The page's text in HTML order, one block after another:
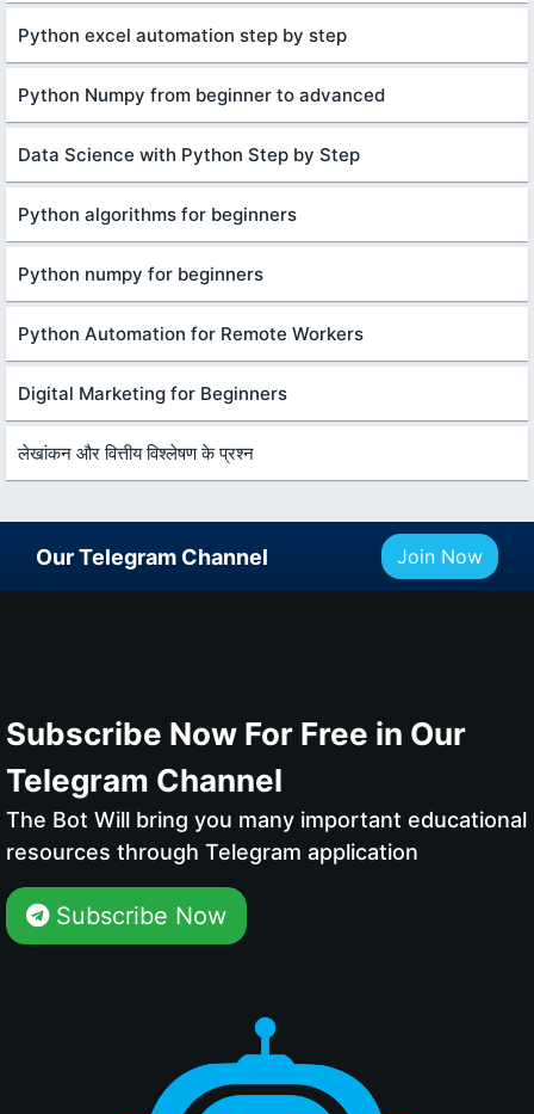
Python excel automation step by step
Python Numpy from beginner to advanced
Data Science with Python Step by Step
Python algorithms for beginners
Python numpy for beginners
Python Automation for Remote Workers
Digital Marketing for Beginners
लेखांकन और वित्तीय विश्लेषण के प्रश्न
Our Telegram Channel Join Now
Subscribe Now For Free in Our
Telegram Channel
The Bot Will bring you many important educational
resources through Telegram application
Subscribe Now